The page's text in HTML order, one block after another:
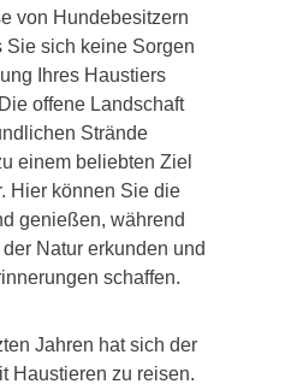
von Hundebesitzern
Sie sich keine Sorgen
Ihres Haustiers
offene Landschaft
Strände
einem beliebten Ziel
Hier können Sie die
genießen, während
Natur erkunden und
schaffen.
Jahren hat sich der
Haustieren zu reisen.